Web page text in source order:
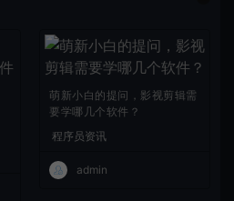
萌新小白的提问，影视剪辑需
要学哪几个软件？
程序员资讯
admin